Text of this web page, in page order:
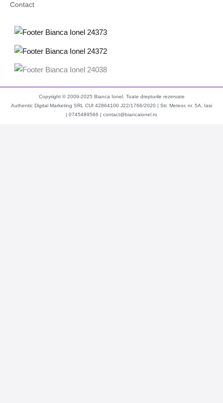
Contact
Copyright © 2009-2025 Bianca Ionel. Toate drepturile rezervate
Authentic Digital Marketing SRL CUI 42864100 J22/1766/2020 | Str. Meteor, nr. 5A, Iasi
| 0745489566 | contact@biancaionel.ro